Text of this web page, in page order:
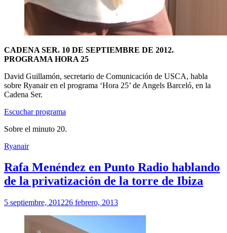
CADENA SER. 10 DE SEPTIEMBRE DE 2012.
PROGRAMA HORA 25
David Guillamón, secretario de Comunicación de USCA, habla
sobre Ryanair en el programa ‘Hora 25’ de Angels Barceló, en la
Cadena Ser.
Escuchar programa
Sobre el minuto 20.
Ryanair
Rafa Menéndez en Punto Radio hablando
de la privatización de la torre de Ibiza
5 septiembre, 201226 febrero, 2013